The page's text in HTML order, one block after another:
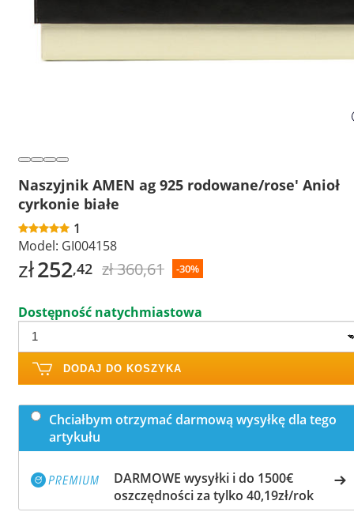
Naszyjnik AMEN ag 925 rodowane/rose' Anioł
cyrkonie białe
1
Model: GI004158
zł252,42 zł 360,61 -30%
Dostępność natychmiastowa
DODAJ DO KOSZYKA
Chciałbym otrzymać darmową wysyłkę dla tego
artykułu
DARMOWE wysyłki i do 1500€
oszczędności za tylko 40,19zł/rok